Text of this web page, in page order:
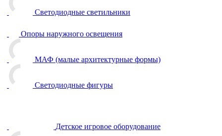
Светодиодные светильники
Опоры наружного освещения
МАФ (малые архитектурные формы)
Светодиодные фигуры
Детское игровое оборудование